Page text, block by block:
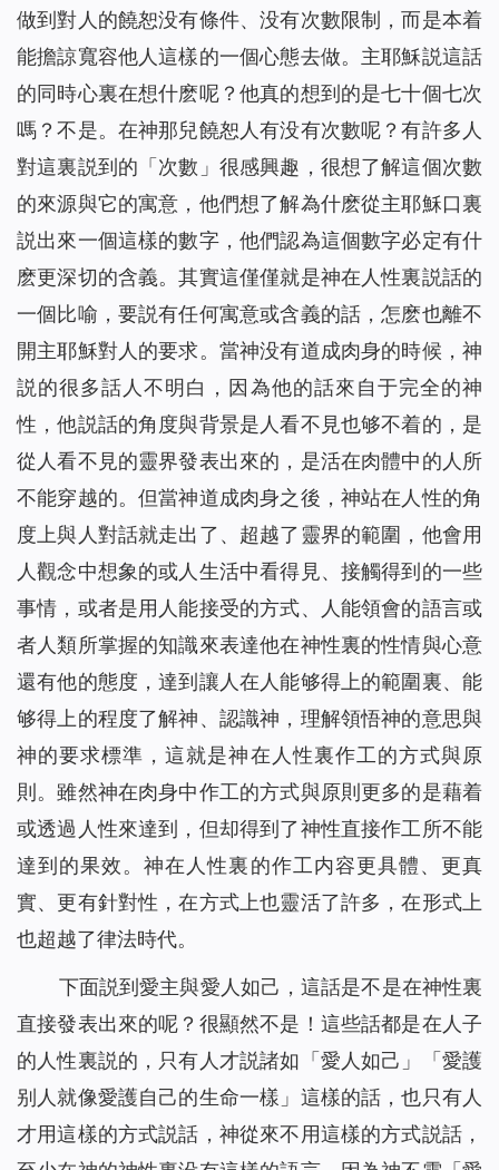
做到對人的饒恕没有條件、没有次數限制，而是本着
能擔諒寬容他人這樣的一個心態去做。主耶穌説這話
的同時心裏在想什麽呢？他真的想到的是七十個七次
嗎？不是。在神那兒饒恕人有没有次數呢？有許多人
對這裏説到的「次數」很感興趣，很想了解這個次數
的來源與它的寓意，他們想了解為什麽從主耶穌口裏
説出來一個這樣的數字，他們認為這個數字必定有什
麽更深切的含義。其實這僅僅就是神在人性裏説話的
一個比喻，要説有任何寓意或含義的話，怎麽也離不
開主耶穌對人的要求。當神没有道成肉身的時候，神
説的很多話人不明白，因為他的話來自于完全的神
性，他説話的角度與背景是人看不見也够不着的，是
從人看不見的靈界發表出來的，是活在肉體中的人所
不能穿越的。但當神道成肉身之後，神站在人性的角
度上與人對話就走出了、超越了靈界的範圍，他會用
人觀念中想象的或人生活中看得見、接觸得到的一些
事情，或者是用人能接受的方式、人能領會的語言或
者人類所掌握的知識來表達他在神性裏的性情與心意
還有他的態度，達到讓人在人能够得上的範圍裏、能
够得上的程度了解神、認識神，理解領悟神的意思與
神的要求標準，這就是神在人性裏作工的方式與原
則。雖然神在肉身中作工的方式與原則更多的是藉着
或透過人性來達到，但却得到了神性直接作工所不能
達到的果效。神在人性裏的作工内容更具體、更真
實、更有針對性，在方式上也靈活了許多，在形式上
也超越了律法時代。
下面説到愛主與愛人如己，這話是不是在神性裏
直接發表出來的呢？很顯然不是！這些話都是在人子
的人性裏説的，只有人才説諸如「愛人如己」「愛護
别人就像愛護自己的生命一樣」這樣的話，也只有人
才用這樣的方式説話，神從來不用這樣的方式説話，